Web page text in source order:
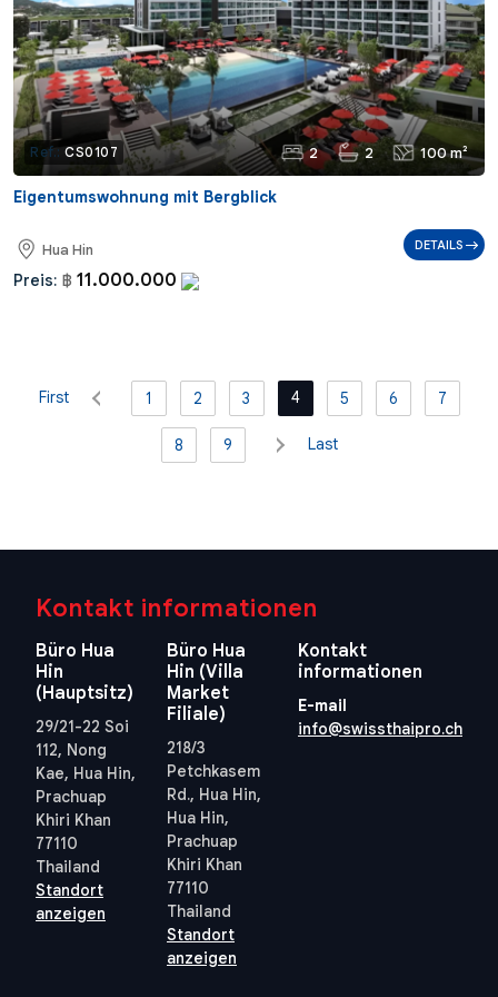
Ref.: CS0107 2 2 100 m²
Eigentumswohnung mit Bergblick
Hua Hin
Preis: ฿ 11.000.000
DETAILS
First 1 2 3 4 5 6 7
8 9 Last
Kontakt informationen
Büro Hua
Hin
(Hauptsitz)
29/21-22 Soi
112, Nong
Kae, Hua Hin,
Prachuap
Khiri Khan
77110
Thailand
Standort
anzeigen
Büro Hua
Hin (Villa
Market
Filiale)
218/3
Petchkasem
Rd., Hua Hin,
Hua Hin,
Prachuap
Khiri Khan
77110
Thailand
Standort
anzeigen
Kontakt
informationen
E-mail
info@swissthaipro.ch